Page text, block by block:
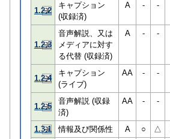
1.2.2
キャプション
(収録済)
A - -
1.2.3
音声解説、又は
メディアに対す
る代替 (収録済)
A - -
1.2.4
キャプション
(ライブ)
AA - -
1.2.5
音声解説 (収録
済)
AA - -
1.3.1 情報及び関係性 A ○ △